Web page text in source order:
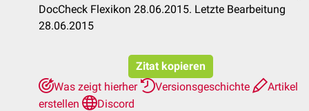
DocCheck Flexikon 28.06.2015. Letzte Bearbeitung
28.06.2015
Zitat kopieren
Was zeigt hierher
Versionsgeschichte
Artikel
erstellen
Discord